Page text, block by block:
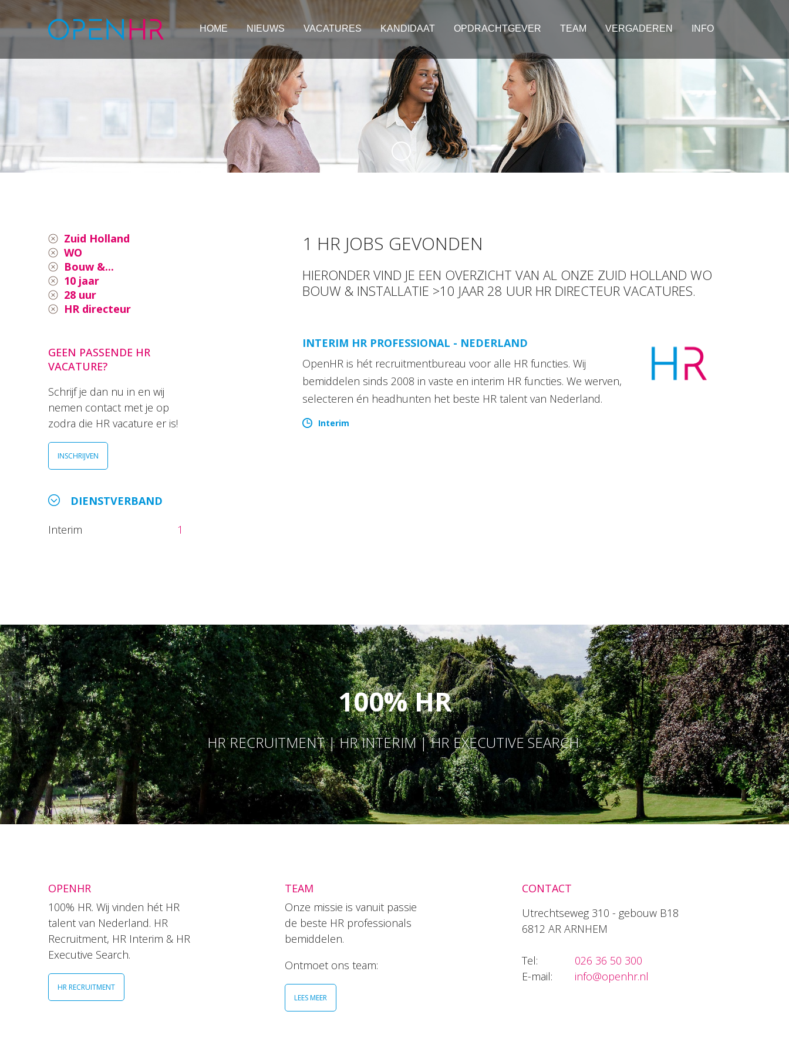
HOME NIEUWS VACATURES KANDIDAAT OPDRACHTGEVER TEAM VERGADEREN INFO
Zuid Holland
WO
Bouw &...
10 jaar
28 uur
HR directeur
GEEN PASSENDE HR
VACATURE?
Schrijf je dan nu in en wij
nemen contact met je op
zodra die HR vacature er is!
INSCHRIJVEN
DIENSTVERBAND
Interim 1
1 HR JOBS GEVONDEN
HIERONDER VIND JE EEN OVERZICHT VAN AL ONZE ZUID HOLLAND WO
BOUW & INSTALLATIE >10 JAAR 28 UUR HR DIRECTEUR VACATURES.
INTERIM HR PROFESSIONAL - NEDERLAND
OpenHR is hét recruitmentbureau voor alle HR functies. Wij
bemiddelen sinds 2008 in vaste en interim HR functies. We werven,
selecteren én headhunten het beste HR talent van Nederland.
Interim
100% HR
HR RECRUITMENT | HR INTERIM | HR EXECUTIVE SEARCH
OPENHR
100% HR. Wij vinden hét HR
talent van Nederland. HR
Recruitment, HR Interim & HR
Executive Search.
HR RECRUITMENT
TEAM
Onze missie is vanuit passie
de beste HR professionals
bemiddelen.
Ontmoet ons team:
LEES MEER
CONTACT
Utrechtseweg 310 - gebouw B18
6812 AR ARNHEM
Tel:
026 36 50 300
E-mail:
info@openhr.nl